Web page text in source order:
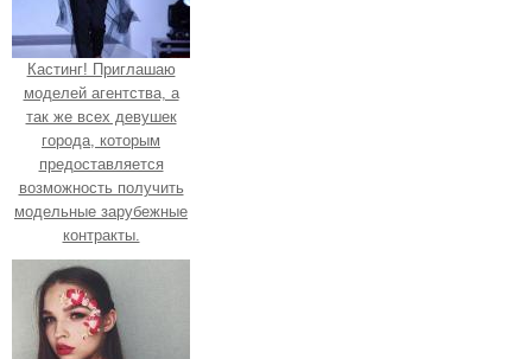
Кастинг! Приглашаю
моделей агентства, а
так же всех девушек
города, которым
предоставляется
возможность получить
модельные зарубежные
контракты.